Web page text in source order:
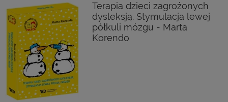
Terapia dzieci zagrożonych
dysleksją. Stymulacja lewej
półkuli mózgu - Marta
Korendo